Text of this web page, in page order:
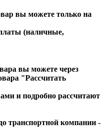
вы можете только на
(наличные,
вы можете через
"Рассчитать
и подробно рассчитают
транспортной компании -